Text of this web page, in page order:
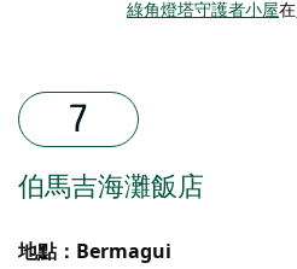
綠角燈塔守護者小屋在
伯馬吉海灘飯店
地點：Bermagui